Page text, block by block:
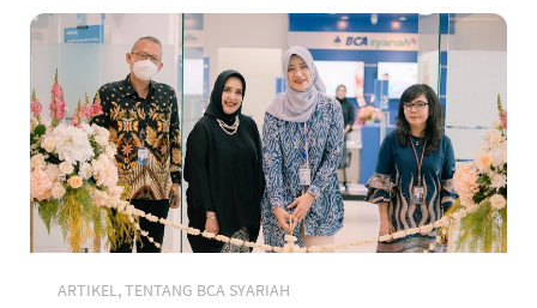
ARTIKEL, TENTANG BCA SYARIAH